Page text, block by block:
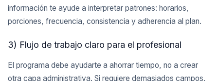
información te ayude a interpretar patrones: horarios,
porciones, frecuencia, consistencia y adherencia al plan.
3) Flujo de trabajo claro para el profesional
El programa debe ayudarte a ahorrar tiempo, no a crear
otra capa administrativa. Si requiere demasiados campos,